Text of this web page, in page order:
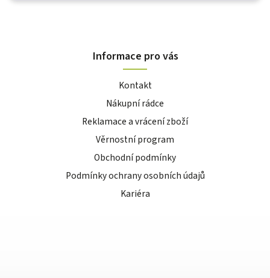
Informace pro vás
Kontakt
Nákupní rádce
Reklamace a vrácení zboží
Věrnostní program
Obchodní podmínky
Podmínky ochrany osobních údajů
Kariéra